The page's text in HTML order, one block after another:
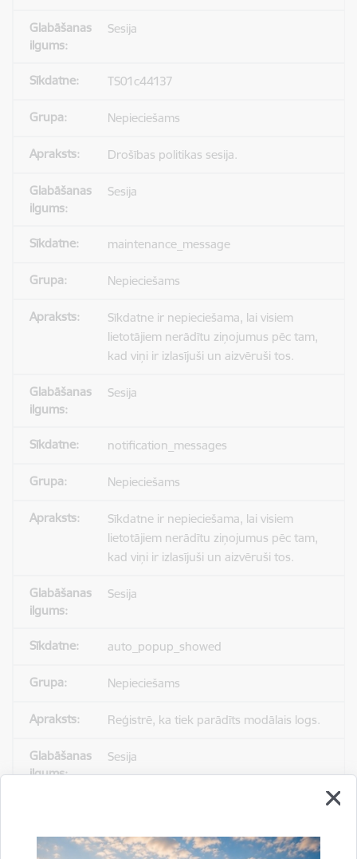
Sesija
TS01c44137
Nepieciešams
Drošības politikas sesija.
Sesija
maintenance_message
Nepieciešams
Sīkdatne ir nepieciešama, lai visiem
lietotājiem nerādītu ziņojumus pēc tam,
kad viņi ir izlasījuši un aizvēruši tos.
Sesija
notification_messages
Nepieciešams
Sīkdatne ir nepieciešama, lai visiem
lietotājiem nerādītu ziņojumus pēc tam,
kad viņi ir izlasījuši un aizvēruši tos.
Sesija
auto_popup_showed
Nepieciešams
Reģistrē, ka tiek parādīts modālais logs.
Sesija
Statistikas sīkdatnes (nepieciešamas, lai